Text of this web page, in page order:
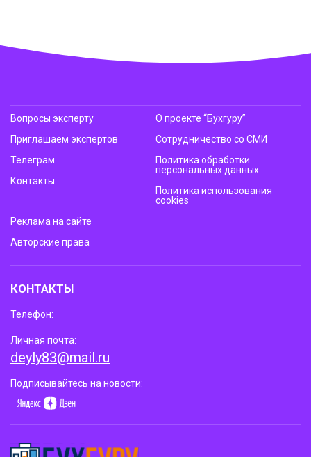
Вопросы эксперту
Приглашаем экспертов
Телеграм
Контакты
О проекте “Бухгуру”
Сотрудничество со СМИ
Политика обработки
персональных данных
Политика использования
cookies
Реклама на сайте
Авторские права
КОНТАКТЫ
Телефон:
Личная почта:
deyly83@mail.ru
Подписывайтесь на новости: